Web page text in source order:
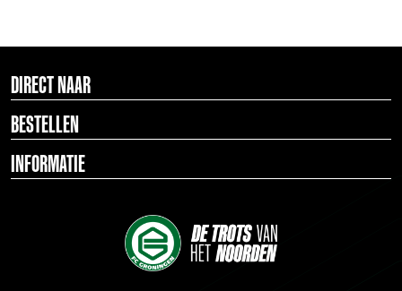
DIRECT NAAR
BESTELLEN
INFORMATIE